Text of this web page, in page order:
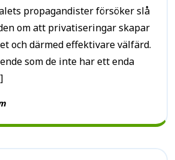
om att privatiseringar skapar
och därmed effektivare välfärd.
som de inte har ett enda